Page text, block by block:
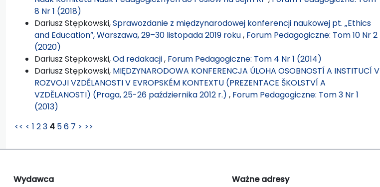
8 Nr 1 (2018)
Dariusz Stępkowski,Sprawozdanie z międzynarodowej konferencji naukowej pt. „Ethics
and Education”, Warszawa, 29–30 listopada 2019 roku, Forum Pedagogiczne: Tom 10 Nr 2
(2020)
Dariusz Stępkowski,Od redakacji, Forum Pedagogiczne: Tom 4 Nr 1 (2014)
Dariusz Stępkowski, MIĘDZYNARODOWA KONFERENCJA ÚLOHA OSOBNOSTÍ A INSTITUCÍ V
ROZVOJI VZDĚLANOSTI V EVROPSKÉM KONTEXTU (PREZENTACE ŠKOLSTVÍ A
VZDĚLANOSTI) (Praga, 25-26 października 2012 r.) , Forum Pedagogiczne: Tom 3 Nr 1
(2013)
<< < 1 23 4 56 7 > >>
Wydawca
Ważne adresy